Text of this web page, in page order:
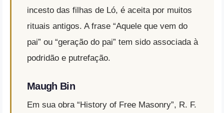
incesto das filhas de Ló, é aceita por muitos
rituais antigos. A frase “Aquele que vem do
pai” ou “geração do pai” tem sido associada à
podridão e putrefação.
Maugh Bin
Em sua obra “History of Free Masonry”, R. F.